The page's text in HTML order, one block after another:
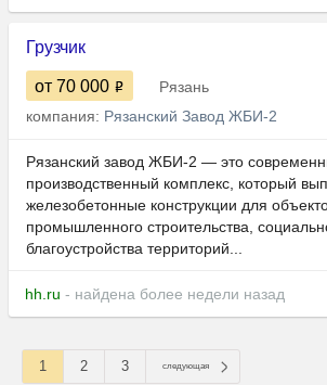
Грузчик
от 70 000
Рязань
компания: Рязанский Завод ЖБИ-2
Рязанский завод ЖБИ-2 — это
производственный комплекс, который
железобетонные конструкции для
промышленного строительства,
благоустройства территорий...
hh.ru - найдена более недели назад
1 2 3 следующая